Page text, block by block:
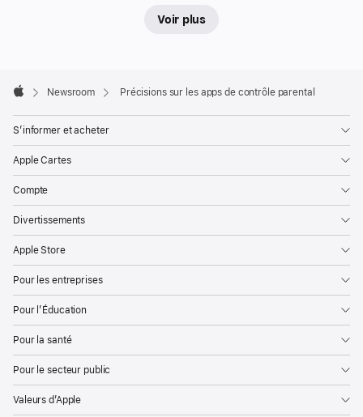
Voir plus
Footer

Newsroom Précisions sur les apps de contrôle parental
S’informer et acheter
Apple Cartes
Compte
Divertissements
Apple Store
Pour les entreprises
Pour l’Éducation
Pour la santé
Pour le secteur public
Valeurs d’Apple